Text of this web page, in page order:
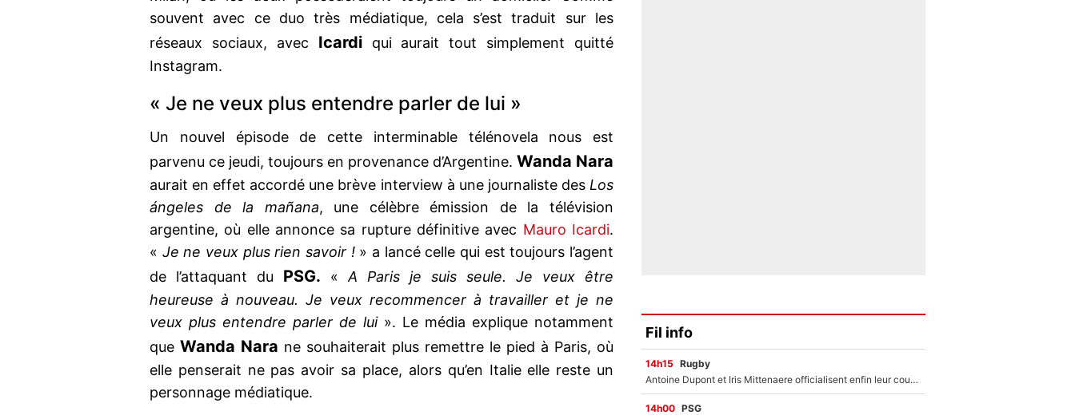
souvent avec ce duo très médiatique, cela s’est traduit sur les
réseaux sociaux, avec Icardiqui aurait tout simplement quitté
Instagram.
« Je ne veux plus entendre parler de lui »
Un nouvel épisode de cette interminable télénovela nous est
parvenu ce jeudi, toujours en provenance d’Argentine. Wanda Nara
aurait en effet accordé une brève interview à une journaliste des Los
ángeles de la mañana, une célèbre émission de la télévision
argentine, où elle annonce sa rupture définitive avec Mauro Icardi.
« Je ne veux plus rien savoir ! » a lancé celle qui est toujours l’agent
de l’attaquant du PSG. «A Paris je suis seule. Je veux être
heureuse à nouveau. Je veux recommencer à travailler et je ne
veux plus entendre parler de lui». Le média explique notamment
que Wanda Nara ne souhaiterait plus remettre le pied à Paris, où
elle penserait ne pas avoir sa place, alors qu’en Italie elle reste un
personnage médiatique.
Fil info
14h15 Rugby
Antoine Dupont et Iris Mittenaere officialisent enfin leur couple : La photo qui enflamme les réseaux sociaux
14h00 PSG